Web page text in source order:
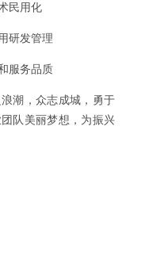
民用化
研发管理
服务品质
潮，众志成城，勇于
队美丽梦想，为振兴